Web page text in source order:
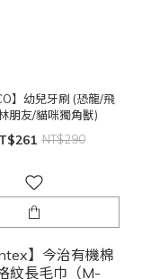
】幼兒牙刷 (恐龍/飛
朋友/貓咪獨角獸)
NT$290